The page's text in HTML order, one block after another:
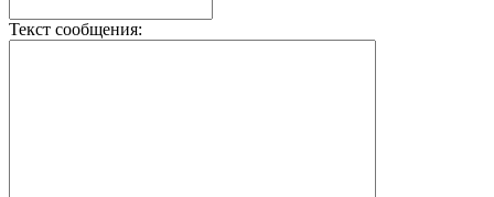
Текст сообщения: